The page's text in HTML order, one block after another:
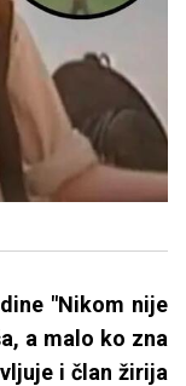
"Nikom nije
a malo ko zna
i član žirija